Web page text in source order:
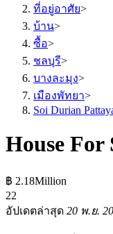
ที่อยู่อาศัย>
บ้าน>
ซื้อ>
ชลบุรี>
บางละมุง>
เมืองพัทยา>
Soi Durian
House For
฿ 2.18Million
22
อัปเดตล่าสุด 20 พ.ย.